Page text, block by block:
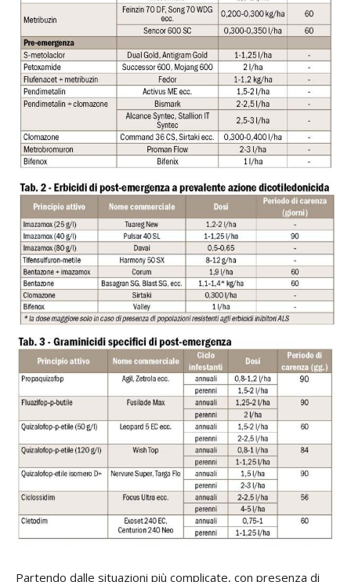
Partendo dalle situazioni più complicate, con presenza di